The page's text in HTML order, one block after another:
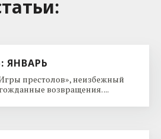
ЯНВАРЬ
престолов», неизбежный
возвращения. ...